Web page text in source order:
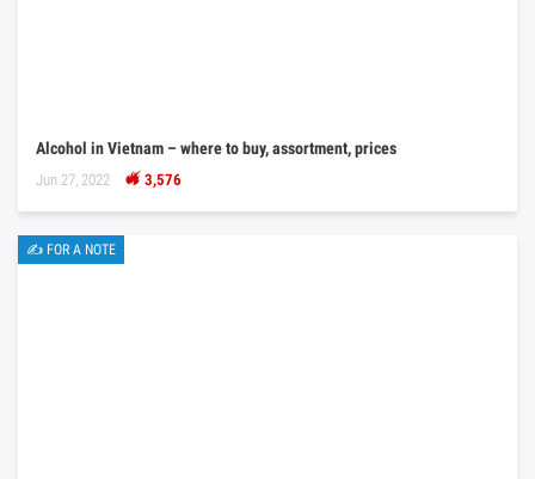
Alcohol in Vietnam – where to buy, assortment, prices
Jun 27, 2022 3,576
✍ FOR A NOTE